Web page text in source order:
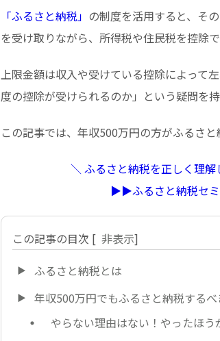
「ふるさと納税」 の制度を活用すると、そ
を受け取りながら、所得税や住民税を控除
上限金額は収入や受けている控除によって
度の控除が受けられるのか」という疑問を
この記事では、年収500万円の方がふるさ
＼ ふるさと納税を正しく理
▶︎▶︎ふるさと納税セ
この記事の目次 [ 非表示]
ふるさと納税とは
年収500万円でもふるさと納税するべ
やらない理由はない！やったほう